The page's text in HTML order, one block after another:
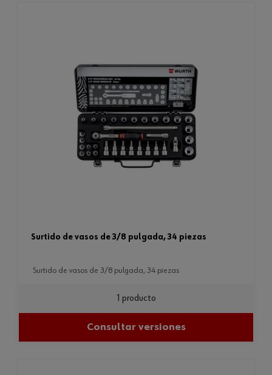
surtido de vasos de 3/8 pulgada, 34 piezas
surtido de vasos de 3/8 pulgada, 34 piezas
1 producto
Consultar versiones